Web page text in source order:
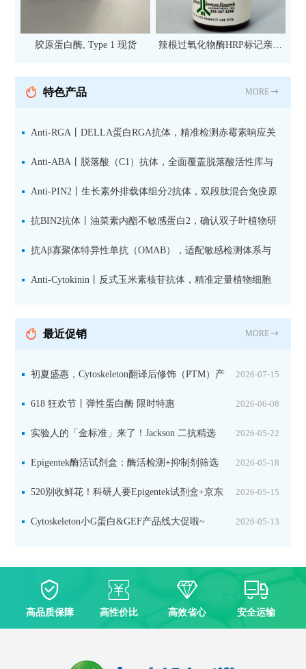
胶原蛋白酶, Type 1 现货
辣根过氧化物酶HRP标记亲和
抗 现货
特色产品 MORE
Anti-RGA丨DELLA蛋白RGA抗体，精准检测赤霉素响应关
键抑制因子
Anti-ABA丨脱落酸（C1）抗体，全面覆盖脱落酸活性库与
储存库
Anti-PIN2丨生长素外排载体组分2抗体，双段肽混合免疫原
设计方案
抗BIN2抗体丨油菜素内酯不敏感蛋白2，确认双子叶植物研
究数据特异性
抗Aβ寡聚体特异性单抗（OMAB），适配敏感检测体系与
活细胞实验
Anti-Cytokinin丨反式玉米素核苷抗体，精准定量植物细胞
最近促销 MORE
2026-07-15
初夏盛惠，Cytoskeleton翻译后修饰（PTM）产
品线放价啦！ 2026-06-08
618 狂欢节丨弹性蛋白酶 限时特惠
2026-05-22
实验人的「金标准」来了！Jackson 二抗精选
限时一口价，手慢无！ 2026-05-18
Epigentek酶活试剂盒：酶活检测+抑制剂筛选
双赋能，下单即赠京东卡 2026-05-15
520别收鲜花！科研人要Epigentek试剂盒+京东
卡！ 2026-05-13
Cytoskeleton小G蛋白&GEF产品线大促啦~
高品质保障 高性价比 高效省心 安全运输